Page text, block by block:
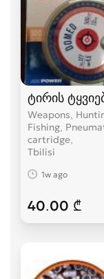
ტირის
Weapons,
Fishing,
cartridge
Tbilisi
1w ago
40.00 ₾